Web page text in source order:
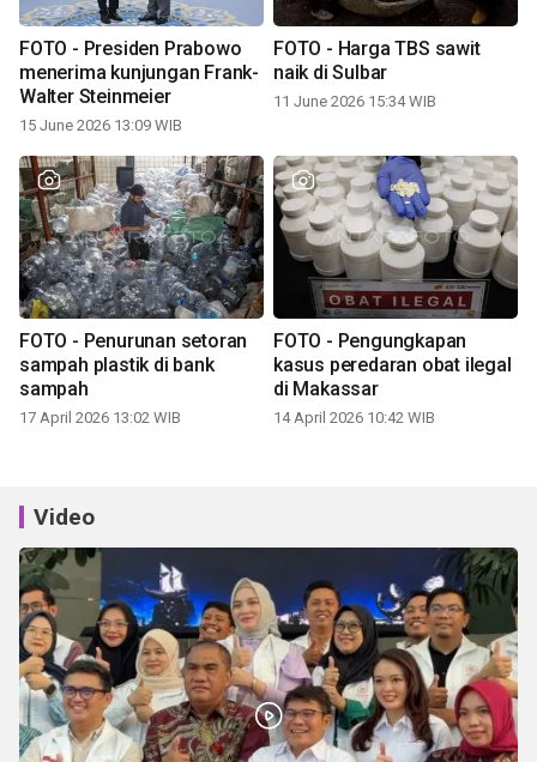
FOTO - Presiden Prabowo
menerima kunjungan Frank-
Walter Steinmeier
15 June 2026 13:09 WIB
FOTO - Harga TBS sawit
naik di Sulbar
11 June 2026 15:34 WIB
FOTO - Penurunan setoran
sampah plastik di bank
sampah
17 April 2026 13:02 WIB
FOTO - Pengungkapan
kasus peredaran obat ilegal
di Makassar
14 April 2026 10:42 WIB
Video